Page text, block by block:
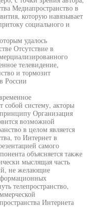
Медиапространство в
которую навязывает
социального и
удалось
Отсутствие в
телевидение,
и тормозит
России
собой систему, акторы
Организация
возможной
в целом является
то Интернет в
самого
объясняется также
мыслящая часть
не желающие
телепространство,
Интернета